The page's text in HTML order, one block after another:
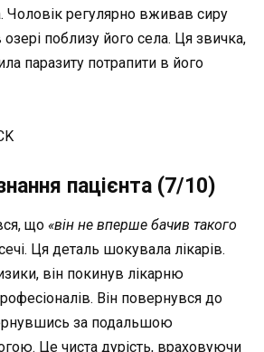
Чоловік регулярно вживав сиру
поблизу його села. Ця звичка,
паразиту потрапити в його
пацієнта (7/10)
що «він не вперше бачив такого
Ця деталь шокувала лікарів.
він покинув лікарню
Він повернувся до
за подальшою
Це чиста дурість, враховуючи